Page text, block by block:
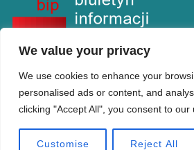
We value your privacy
We use cookies to enhance your
personalised ads or content, and
clicking "Accept All", you consent to our
Customise Reject All
Copyright © PANS w Krośnie